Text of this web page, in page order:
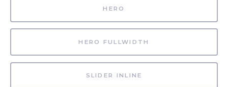
HERO
HERO FULLWIDTH
SLIDER INLINE